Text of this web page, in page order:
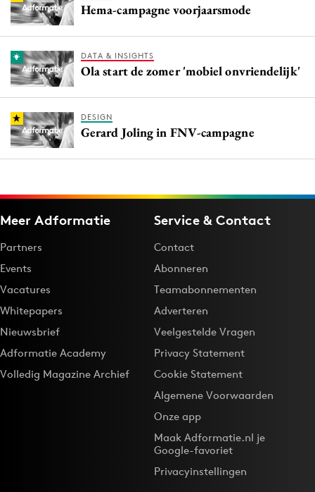
Hema-campagne voorjaarsmode
DATA & INSIGHTS
Ola start de zomer 'mobiel onvriendelijk'
DESIGN
Gerard Joling in FNV-campagne
Meer Adformatie
Partners
Events
Vacatures
Whitepapers
Nieuwsbrief
Adformatie Academy
Volledig Magazine Archief
Service & Contact
Contact
Abonneren
Teamabonnementen
Adverteren
Veelgestelde Vragen
Privacy Statement
Cookie Statement
Algemene Voorwaarden
Onze app
Maak Adformatie.nl je
Google-favoriet
Privacyinstellingen